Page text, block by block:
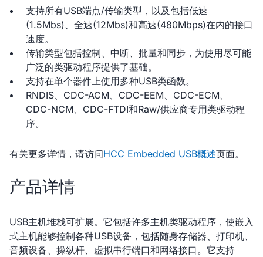
支持所有USB端点/传输类型，以及包括低速
(1.5Mbs)、全速(12Mbs)和高速(480Mbps)在内的接口
速度。
传输类型包括控制、中断、批量和同步，为使用尽可能
广泛的类驱动程序提供了基础。
支持在单个器件上使用多种USB类函数。
RNDIS、CDC-ACM、CDC-EEM、CDC-ECM、
CDC-NCM、CDC-FTDI和Raw/供应商专用类驱动程
序。
有关更多详情，请访问HCC Embedded USB概述页面。
产品详情
USB主机堆栈可扩展。它包括许多主机类驱动程序，使嵌入
式主机能够控制各种USB设备，包括随身存储器、打印机、
音频设备、操纵杆、虚拟串行端口和网络接口。它支持